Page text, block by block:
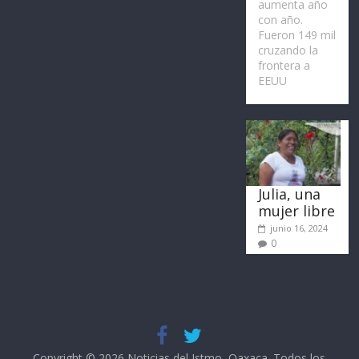
aumenta año
con año.
Fueron 149 mil
cruzando la
frontera a
EEUU
Julia, una
mujer libre
junio 16, 2024
0